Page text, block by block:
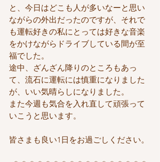
と、今日はどこも人が多いなーと思い
ながらの外出だったのですが、それで
も運転好きの私にとっては好きな音楽
をかけながらドライブしている間が至
福でした。
途中、ざんざん降りのところもあっ
て、流石に運転には慎重になりました
が、いい気晴らしになりました。
また今週も気合を入れ直して頑張って
いこうと思います。
皆さまも良い1日をお過ごしください。